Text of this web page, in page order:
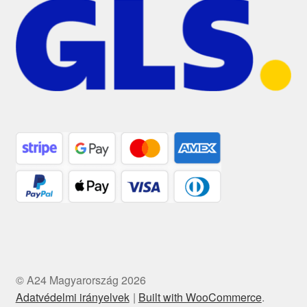
© A24 Magyarország 2026
Adatvédelmi irányelvek
Built with WooCommerce.